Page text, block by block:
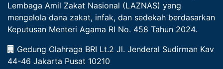
Lembaga Amil Zakat Nasional (LAZNAS) yang
mengelola dana zakat, infak, dan sedekah berdasarkan
Keputusan Menteri Agama RI No. 458 Tahun 2024.
Gedung Olahraga BRI Lt.2 Jl. Jenderal Sudirman Kav
44-46 Jakarta Pusat 10210